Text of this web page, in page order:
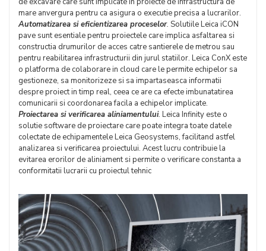
mare anvergura pentru ca asigura o executie precisa a lucrarilor.
Automatizarea si eficientizarea proceselor. Solutiile Leica iCON
pave sunt esentiale pentru proiectele care implica asfaltarea si
constructia drumurilor de acces catre santierele de metrou sau
pentru reabilitarea infrastructurii din jurul statiilor. Leica ConX este
o platforma de colaborare in cloud care le permite echipelor sa
gestioneze, sa monitorizeze si sa impartaseasca informatii
despre proiect in timp real, ceea ce are ca efecte imbunatatirea
comunicarii si coordonarea facila a echipelor implicate.
Proiectarea si verificarea aliniamentului. Leica Infinity este o
solutie software de proiectare care poate integra toate datele
colectate de echipamentele Leica Geosystems, facilitand astfel
analizarea si verificarea proiectului. Acest lucru contribuie la
evitarea erorilor de aliniament si permite o verificare constanta a
conformitatii lucrarii cu proiectul tehnic